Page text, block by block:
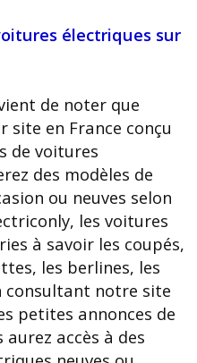
électriques sur
de noter que
site en France conçu
de voitures
des modèles de
ou neuves selon
les voitures
à savoir les coupés,
les berlines, les
consultant notre site
petites annonces de
accès à des